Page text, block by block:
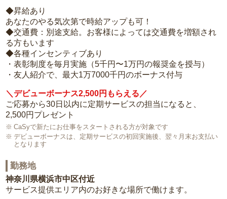
◆昇給あり
あなたのやる気次第で時給アップも可！
◆交通費：別途支給。お客様によっては交通費を増額され
る方もいます
◆各種インセンティブあり
・表彰制度を毎月実施（5千円〜1万円の報奨金を授与）
・友人紹介で、最大1万7000千円のボーナス付与
＼デビューボーナス2,500円もらえる／
ご応募から30日以内に定期サービスの担当になると、
2,500円プレゼント
CaSyで新たにお仕事をスタートされる方が対象です
デビューボーナスは、定期サービスの初回実施後、翌々月末お支払い
となります
勤務地
神奈川県横浜市中区付近
サービス提供エリア内のお好きな場所で働けます。